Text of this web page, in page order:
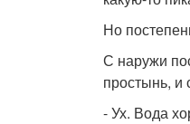
Но
С наружи
простынь, и
- Ух. Вода